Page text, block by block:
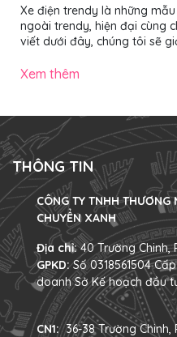
Xe điện trendy là những
ngoài trendy, hiện đại cùng
viết dưới đây, chúng tôi sẽ
chọn được chiếc “chiến mã”
nhân 1. 4 mẫu xe đạp điện
Dưới đây...
Xem thêm
THÔNG TIN
CÔNG TY TNHH THƯƠNG
CHUYỂN XANH
Địa chỉ:40 Trường Chinh,
GPKD:Số 0318561504
doanh Sở Kế hoạch đầu
CN1: 36-38 Trường Chinh,